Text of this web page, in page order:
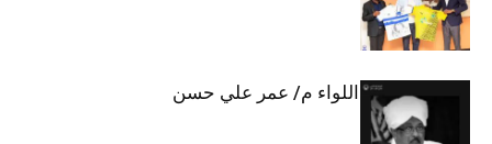
الهلال يحتسب اللواء م/ عمر علي حسن